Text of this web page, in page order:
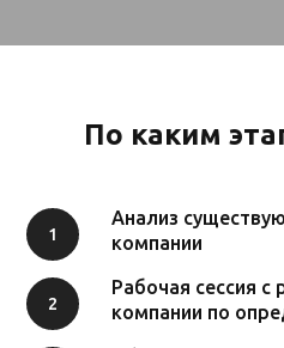
По каким
Анализ
компании
Рабочая сессия с
компании по